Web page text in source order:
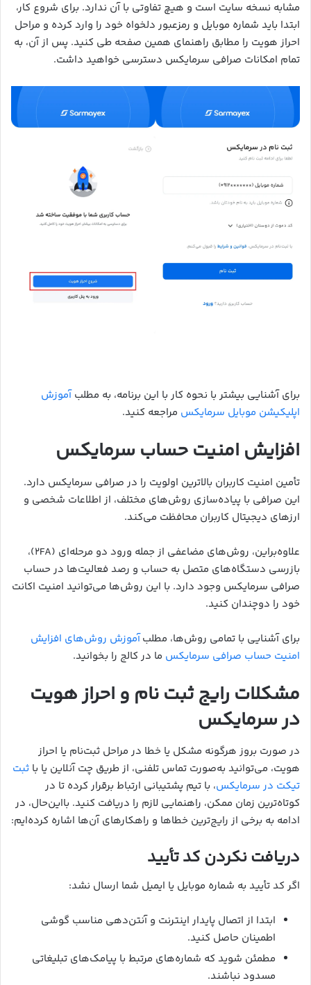
مشابه نسخه سایت است و هیچ تفاوتی با آن ندارد. برای شروع کار،
ابتدا باید شماره موبایل و رمزعبور دلخواه خود را وارد کرده و مراحل
احراز هویت را مطابق راهنمای همین صفحه طی کنید. پس از آن، به
تمام امکانات صرافی سرمایکس دسترسی خواهید داشت.
برای آشنایی بیشتر با نحوه کار با این برنامه، به مطلبآموزش
اپلیکیشن موبایل سرمایکس مراجعه کنید.
افزایش امنیت حساب سرمایکس
تأمین امنیت کاربران بالاترین اولویت را در صرافی سرمایکس دارد.
این صرافی با پیاده‌سازی روش‌های مختلف، از اطلاعات شخصی و
ارزهای دیجیتال کاربران محافظت می‌کند.
علاوه‌براین، روش‌های مضاعفی از جمله ورود دو مرحله‌ای (2FA)،
بازرسی دستگاه‌های متصل به حساب و رصد فعالیت‌ها در حساب
صرافی سرمایکس وجود دارد. با این روش‌ها می‌توانید امنیت اکانت
خود را دوچندان کنید.
برای آشنایی با تمامی روش‌ها، مطلبآموزش روش‌های افزایش
امنیت حساب صرافی سرمایکس ما در کالج را بخوانید.
مشکلات رایج ثبت نام و احراز هویت
در سرمایکس
در صورت بروز هرگونه مشکل یا خطا در مراحل ثبت‌نام یا احراز
هویت، می‌توانید به‌صورت تماس تلفنی، از طریق چت آنلاین یا با ثبت
تیکت در سرمایکس، با تیم پشتیبانی ارتباط برقرار کرده تا در
کوتاه‌ترین زمان ممکن، راهنمایی لازم را دریافت کنید. بااین‌حال، در
ادامه به برخی از رایج‌ترین خطاها و راهکارهای آن‌ها اشاره کرده‌ایم:
دریافت نکردن کد تأیید
اگر کد تأیید به شماره موبایل یا ایمیل شما ارسال نشد:
ابتدا از اتصال پایدار اینترنت و آنتن‌دهی مناسب گوشی
اطمینان حاصل کنید.
مطمئن شوید که شماره‌های مرتبط با پیامک‌های تبلیغاتی
مسدود نباشند.